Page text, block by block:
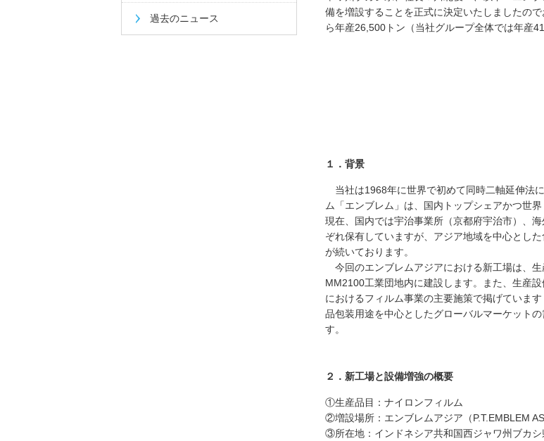
備を増設することを正式に決定いたしましたの
ら年産26,500トン（当社グループ全体では年産
１．背景
当社は1968年に世界で初めて同時二軸延伸法
ム「エンブレム」は、国内トップシェアかつ世
現在、国内では宇治事業所（京都府宇治市）、
ぞれ保有していますが、アジア地域を中心とし
が続いております。
今回のエンブレムアジアにおける新工場は、
MM2100工業団地内に建設します。また、生産
におけるフィルム事業の主要施策で掲げていま
品包装用途を中心としたグローバルマーケット
す。
２．新工場と設備増強の概要
①生産品目：ナイロンフィルム
②増設場所：エンブレムアジア（P.T.EMBLEM
③所在地：インドネシア共和国西ジャワ州ブカ
過去のニュース